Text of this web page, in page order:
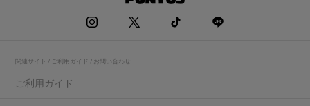
関連サイト / ご利用ガイド / お問い合わせ
ご利用ガイド